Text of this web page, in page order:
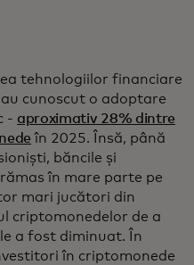
tehnologiilor financiare
cunoscut o adoptare
- aproximativ 28% dintre
în 2025. Însă, până
băncile și
în mare parte pe
mari jucători din
criptomonedelor de a
a fost diminuat. În
în criptomonede